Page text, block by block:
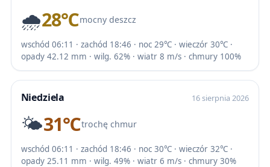
🌧️28℃mocny deszcz
wschód 06:11 · zachód 18:46 · noc 29℃ · wieczór 30℃ ·
opady 42.12 mm · wilg. 62% · wiatr 8 m/s · chmury 100%
Niedziela 16 sierpnia 2026
🌤️31℃trochę chmur
wschód 06:11 · zachód 18:46 · noc 30℃ · wieczór 32℃ ·
opady 25.11 mm · wilg. 49% · wiatr 6 m/s · chmury 30%